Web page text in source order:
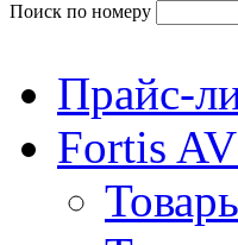
Поиск по номеру
Прайс-
Fortis